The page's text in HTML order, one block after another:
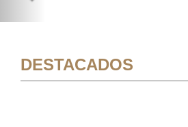
DESTACADOS